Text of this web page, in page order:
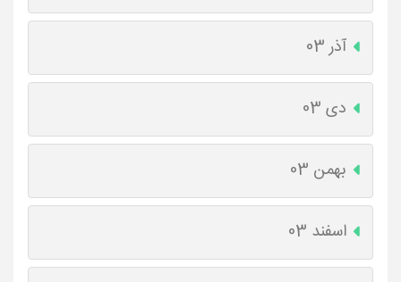
آذر 03
دی 03
بهمن 03
اسفند 03